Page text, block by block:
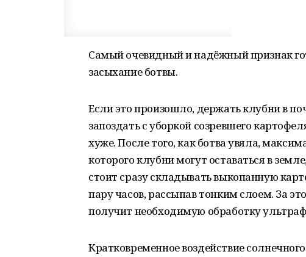
Самый очевидный и надёжный признак
засыхание ботвы.
Если это произошло, держать клубни в
запоздать с уборкой созревшего
хуже. После того, как ботва увяла,
которого клубни могут оставаться в
стоит сразу складывать выкопанную
пару часов, рассыпав тонким слоем. За
получит необходимую обработку
Кратковременное воздействие